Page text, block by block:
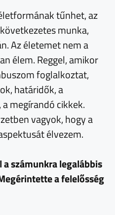
tűnhet, az
munka,
Az életemet nem a
élem. Reggel, amikor
foglalkoztat,
határidők, a
megírandó cikkek.
vagyok, hogy a
élvezem.
számunkra legalábbis
a felelősség